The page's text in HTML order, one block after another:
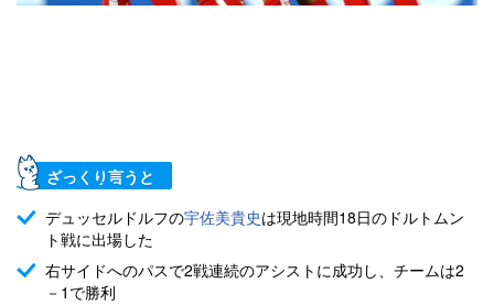
ざっくり言うと
デュッセルドルフの宇佐美貴史は現地時間18日のドルトムン
ト戦に出場した
右サイドへのパスで2戦連続のアシストに成功し、チームは2
－1で勝利